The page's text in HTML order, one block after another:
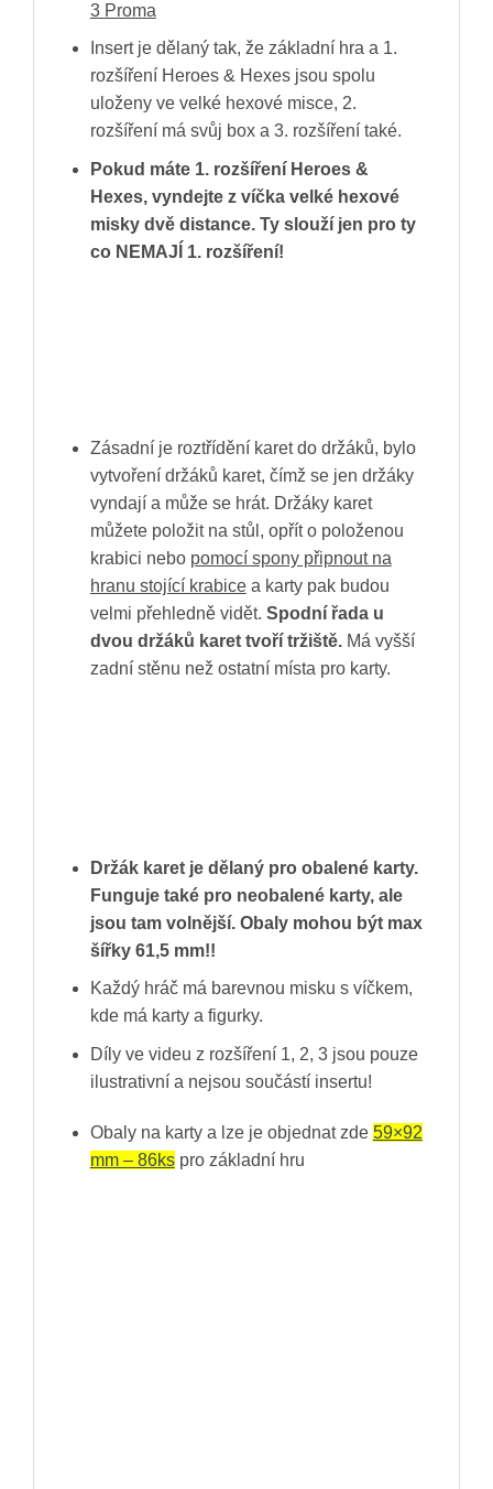
3 Proma
Insert je dělaný tak, že základní hra a 1.
rozšíření Heroes & Hexes jsou spolu
uloženy ve velké hexové misce, 2.
rozšíření má svůj box a 3. rozšíření také.
Pokud máte 1. rozšíření Heroes &
Hexes, vyndejte z víčka velké hexové
misky dvě distance. Ty slouží jen pro ty
co NEMAJÍ 1. rozšíření!
Zásadní je roztřídění karet do držáků, bylo
vytvoření držáků karet, čímž se jen držáky
vyndají a může se hrát. Držáky karet
můžete položit na stůl, opřít o položenou
krabici nebo pomocí spony připnout na
hranu stojící krabicea karty pak budou
velmi přehledně vidět. Spodní řada u
dvou držáků karet tvoří tržiště. Má vyšší
zadní stěnu než ostatní místa pro karty.
Držák karet je dělaný pro obalené karty.
Funguje také pro neobalené karty, ale
jsou tam volnější. Obaly mohou být max
šířky 61,5 mm!!
Každý hráč má barevnou misku s víčkem,
kde má karty a figurky.
Díly ve videu z rozšíření 1, 2, 3 jsou pouze
ilustrativní a nejsou součástí insertu!
Obaly na karty a lze je objednat zde 59×92
mm – 86kspro základní hru